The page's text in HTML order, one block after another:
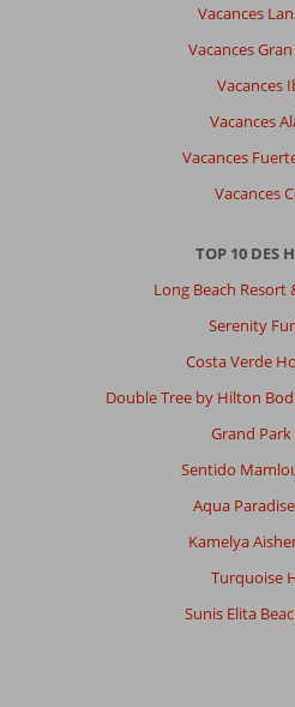
Vacances
Vacances
Vacances
Vacances
Vacances
Vacances
TOP 10 DES
Long Beach Resort
Serenity
Costa Verde
Double Tree by Hilton
Grand Park
Sentido
Aqua
Kamelya
Turquoise
Sunis Elita